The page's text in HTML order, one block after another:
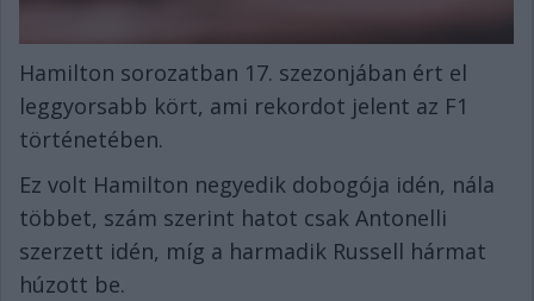
Hamilton sorozatban 17. szezonjában ért el
leggyorsabb kört, ami rekordot jelent az F1
történetében.
Ez volt Hamilton negyedik dobogója idén, nála
többet, szám szerint hatot csak Antonelli
szerzett idén, míg a harmadik Russell hármat
húzott be.